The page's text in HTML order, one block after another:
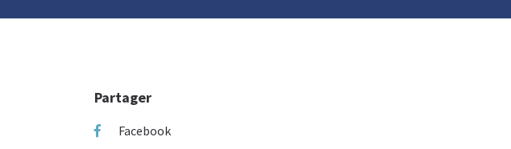
Partager
Facebook